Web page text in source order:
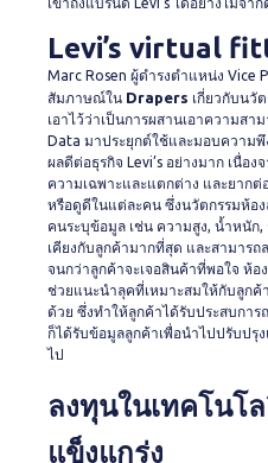
Levi’s virtual
Marc Rosen ผู้ดำรงตำแหน่ง Vice
สัมภาษณ์ใน Drapers เกี่ยวกับนวัต
เอาไว้ว่าเป็นการผสานเอาความสา
Data มาประยุกต์ใช้และมอบความพึ
ผลดีต่อธุรกิจ Levi’s อย่างมาก เนื่อ
ความเฉพาะและแตกต่าง และยาก
หรือดูดีในแต่ละคน ซึ่งนวัตกรรมห้อง
คนระบุข้อมูล เช่น ความสูง, น้ำหนัก,
เคียงกับลูกค้ามากที่สุด และสามารถ
จนกว่าลูกค้าจะเจอสินค้าที่พอใจ ห้อ
ช่วยแนะนำลุคที่เหมาะสมให้กับลูกค้า
ด้วย ซึ่งทำให้ลูกค้าได้รับประสบกา
ก็ได้รับข้อมูลลูกค้าเพื่อนำไปปรับป
ไป
ลงทุนในเทคโนโ
แข็งแกร่ง